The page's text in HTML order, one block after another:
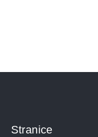
Stranice